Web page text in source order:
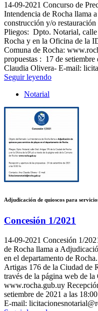
14-09-2021 Concurso de
Intendencia de Rocha llama
construcción y/o
Pliegos: Dpto. Notarial,
Rocha y en la Oficina de la
Comuna de Rocha:
propuestas : 17 de
Claudia Olivera- E-mail:
Seguir leyendo
Notarial
Adjudicación de quioscos para
Concesión 1/2021
14-09-2021 Concesión 1/
de Rocha llama a
en el departamento de
Artigas 176 de la Ciudad de
través de la página web de la
www.rocha.gub.uy
setiembre de 2021 a las
E-mail: